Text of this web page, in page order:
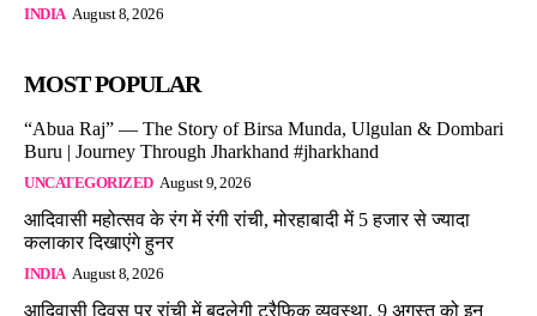
INDIA August 8, 2026
MOST POPULAR
“Abua Raj” — The Story of Birsa Munda, Ulgulan & Dombari
Buru | Journey Through Jharkhand #jharkhand
UNCATEGORIZED August 9, 2026
आदिवासी महोत्सव के रंग में रंगी रांची, मोरहाबादी में 5 हजार से ज्यादा
कलाकार दिखाएंगे हुनर
INDIA August 8, 2026
आदिवासी दिवस पर रांची में बदलेगी ट्रैफिक व्यवस्था, 9 अगस्त को इन